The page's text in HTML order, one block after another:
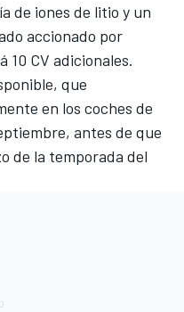
de iones de litio y un
accionado por
CV adicionales.
que
en los coches de
antes de que
de la temporada del